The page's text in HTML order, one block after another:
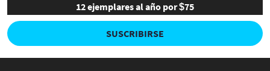
12 ejemplares al año por $75
SUSCRIBIRSE